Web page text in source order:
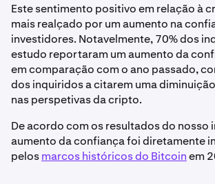
Este sentimento positivo em relação à
mais realçado por um aumento na
investidores. Notavelmente, 70% dos
estudo reportaram um aumento da
em comparação com o ano passado,
dos inquiridos a citarem uma
nas perspetivas da cripto.
De acordo com os resultados do nosso
aumento da confiança foi diretamente
pelosmarcos históricos do Bitcoinem